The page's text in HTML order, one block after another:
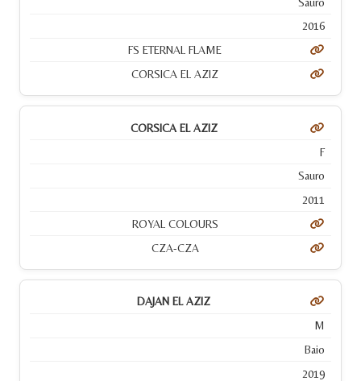
2016
FS ETERNAL FLAME
CORSICA EL AZIZ
CORSICA EL AZIZ
F
Sauro
2011
ROYAL COLOURS
CZA-CZA
DAJAN EL AZIZ
M
Baio
2019